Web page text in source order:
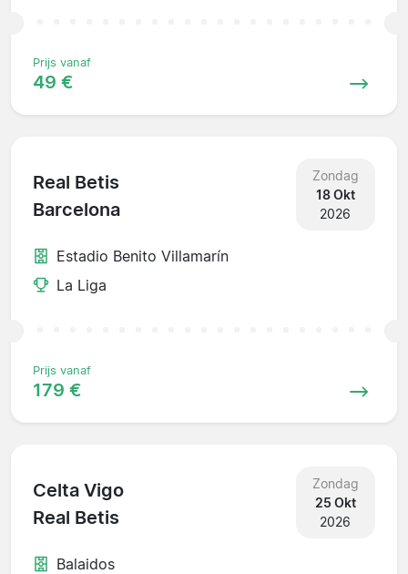
Prijs vanaf
49 €
Real Betis
Barcelona
Zondag
18 Okt
2026
Estadio Benito Villamarín
La Liga
Prijs vanaf
179 €
Celta Vigo
Real Betis
Zondag
25 Okt
2026
Balaidos